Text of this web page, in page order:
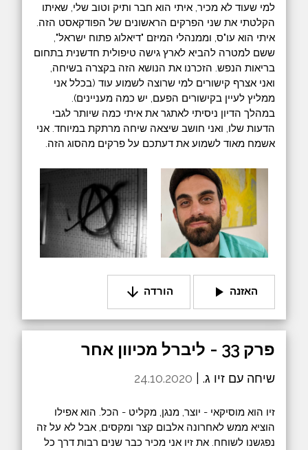
למי שעוד לא מכיר, איתי הוא חבר ותיק וטוב שלי, שאיתו
הקלטתי את שני הפרקים הראשונים של הפודקאסט הזה.
איתי הוא עו"ס, וממנהלי המיזם "דיאלוג פתוח ישראל",
ששם למטרה להביא לארץ גישה טיפולית חדשנית בתחום
בריאות הנפש. הזכרנו את הנושא הזה בקצרה בשיחה,
ואני אצרף קישורים למי שרוצה לשמוע עוד (בכלל אני
ממליץ לעיין בקישורים הפעם, יש כמה מעניינים).
במהלך הדיון ניסיתי לאתגר את איתי כמה שיותר לגבי
הדעות שלו, ואני חושב שיצאה שיחה מרתקת במיוחד. אני
אשמח מאוד לשמוע את דעתכם על פרקים מהסוג הזה.
האזנה play_arrow הורדה arrow_downward
פרק 33 - ליברל מכיוון אחר
שיחה עם זיו ג. | 24.10.2020
זיו הוא מוסיקאי - יוצר, מנגן, מקליט - הכל. הוא אפילו
הוציא ממש לאחרונה אלבום קצר ומקסים, אבל לא על זה
נפגשנו לשוחח. את זיו אני מכיר כבר שנים רבות דרך כל